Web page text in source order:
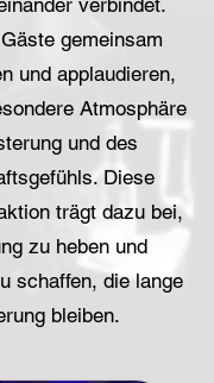
verbindet.
gemeinsam
und applaudieren,
Atmosphäre
und des
Diese
trägt dazu bei,
zu heben und
schaffen, die lange
bleiben.